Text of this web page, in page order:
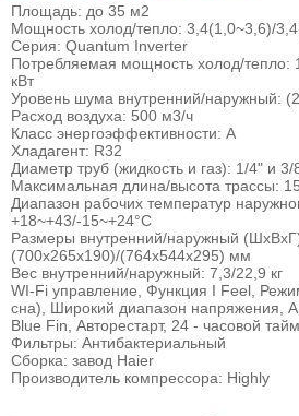
Площадь: до 35 м2
Мощность холод/тепло: 3,4(1,0~3,6)/
Серия: Quantum Inverter
Потребляемая мощность холод/тепло:
кВт
Уровень шума внутренний/наружный:
Расход воздуха: 500 м3/ч
Класс энергоэффективности: А
Хладагент: R32
Диаметр труб (жидкость и газ): 1/4" и 3/
Максимальная длина/высота трассы:
Диапазон рабочих температур
+18~+43/-15~+24°С
Размеры внутренний/наружный
(700х265х190)/(764х544х295) мм
Вес внутренний/наружный: 7,3/22,9 кг
WI-Fi управление, Функция I Feel,
сна), Широкий диапазон напряжения,
Blue Fin, Авторестарт, 24 - часовой
Фильтры: Антибактериальный
Сборка: завод Haier
Производитель компрессора: Highly